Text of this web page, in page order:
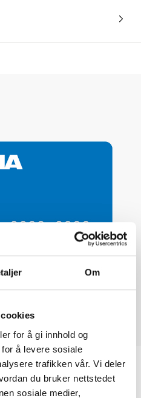
Om
for å gi innhold og
å levere sosiale
trafikken vår. Vi deler
du bruker nettstedet
sosiale medier,